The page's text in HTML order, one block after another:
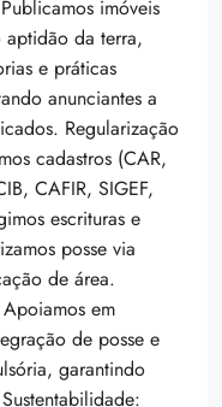
imóveis
da terra,
e práticas
anunciantes a
Regularização
cadastros (CAR,
CAFIR, SIGEF,
escrituras e
posse via
de área.
em
de posse e
garantindo